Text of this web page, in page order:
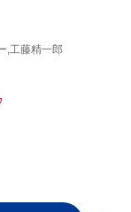
,工藤精一郎